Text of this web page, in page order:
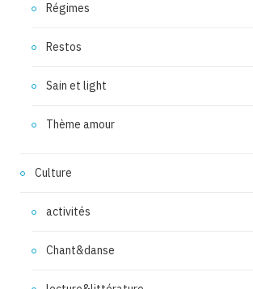
Régimes
Restos
Sain et light
Thème amour
Culture
activités
Chant&danse